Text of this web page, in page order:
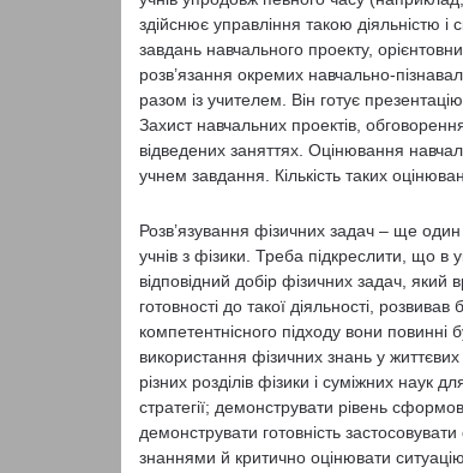
здійснює управління такою діяльністю і
завдань навчального проекту,
розв’язання окремих навчально-
разом із учителем. Він готує
Захист навчальних проектів,
відведених заняттях. Оцінювання
учнем завдання. Кількість таких
Розв’язування фізичних задач – ще
учнів з фізики. Треба підкреслити, що в
відповідний добір фізичних задач, який
готовності до такої діяльності,
компетентнісного підходу вони
використання фізичних знань у
різних розділів фізики і суміжних наук
стратегії; демонструвати рівень
демонструвати готовність
знаннями й критично оцінювати